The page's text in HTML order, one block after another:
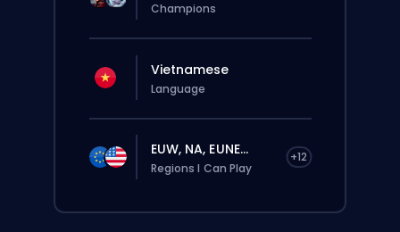
Champions
Vietnamese
Language
EUW, NA, EUNE... +12
Regions I Can Play